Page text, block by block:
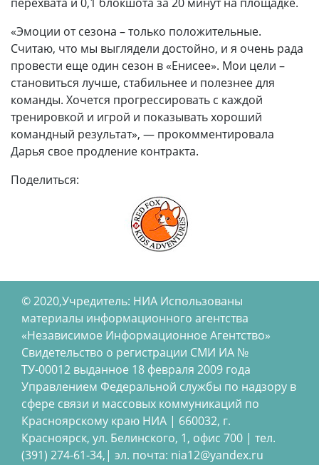
«Эмоции от сезона – только положительные.
Считаю, что мы выглядели достойно, и я очень рада
провести еще один сезон в «Енисее». Мои цели –
становиться лучше, стабильнее и полезнее для
команды. Хочется прогрессировать с каждой
тренировкой и игрой и показывать хороший
командный результат», — прокомментировала
Дарья свое продление контракта.
Поделиться:
© 2020,Учредитель: НИА Использованы
материалы информационного агентства
«Независимое Информационное Агентство»
Свидетельство о регистрации СМИ ИА №
ТУ-00012 выданное 18 февраля 2009 года
Управлением Федеральной службы по надзору в
сфере связи и массовых коммуникаций по
Красноярскому краю НИА | 660032, г.
Красноярск, ул. Белинского, 1, офис 700 | тел.
(391) 274-61-34,| эл. почта: nia12@yandex.ru